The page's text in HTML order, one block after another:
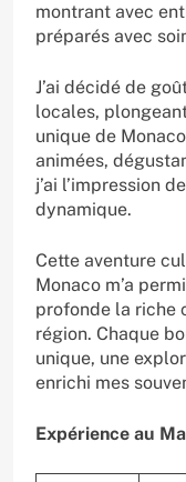
montrant avec
préparés avec
J’ai décidé de
locales,
unique de
animées,
j’ai l’impression
dynamique.
Cette aventure
Monaco m’a
profonde la riche
région. Chaque
unique, une
enrichi mes
Expérience au